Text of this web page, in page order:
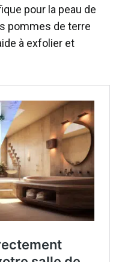
pour la peau de
pommes de terre
à exfolier et